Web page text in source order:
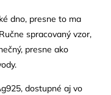
dno, presne to ma
spracovaný vzor,
presne ako
dostupné aj vo